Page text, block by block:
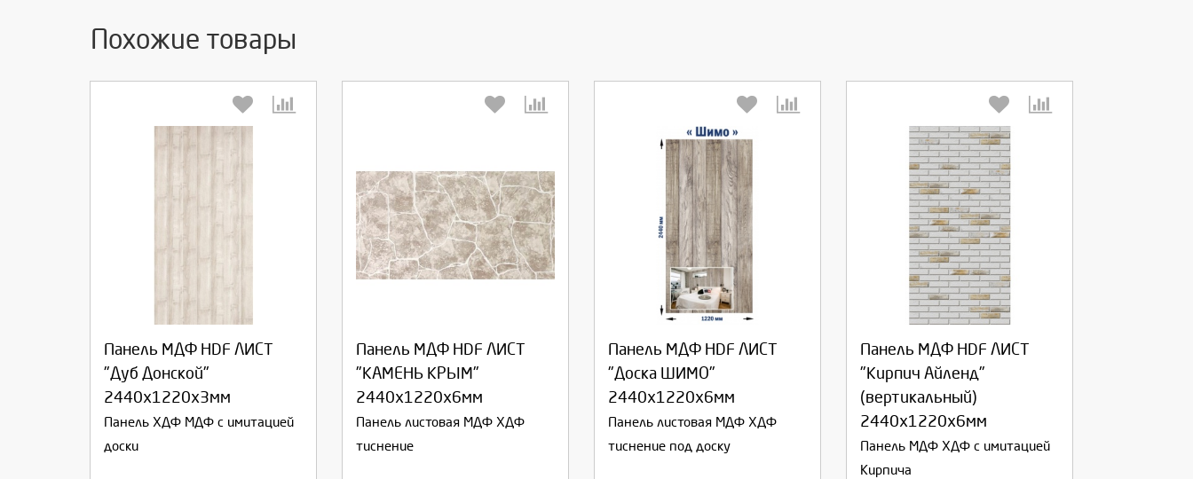
Похожие товары
Панель МДФ HDF ЛИСТ
"Дуб Донской"
2440х1220х3мм
Панель ХДФ МДФ с имитацией
доски
Выберите количество:
Продолжить
Панель МДФ HDF ЛИСТ
"КАМЕНЬ КРЫМ"
2440х1220х6мм
Панель листовая МДФ ХДФ
тиснение
Выберите количество:
Продолжить
Панель МДФ HDF ЛИСТ
"Доска ШИМО"
2440х1220х6мм
Панель листовая МДФ ХДФ
тиснение под доску
Выберите количество:
Продолжить
Панель МДФ HDF ЛИСТ
"Кирпич Айленд"
(вертикальный)
2440х1220х6мм
Панель МДФ ХДФ с имитацией
Кирпича
Выберите количество:
Продолжить